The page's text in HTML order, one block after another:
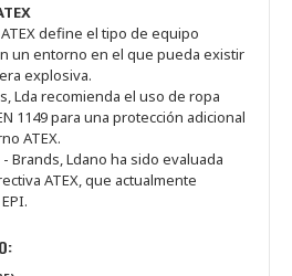
define el tipo de equipo
un entorno en el que pueda existir
explosiva.
Lda recomienda el uso de ropa
1149 para una protección adicional
ATEX.
- Brands, Ldano ha sido evaluada
ATEX, que actualmente